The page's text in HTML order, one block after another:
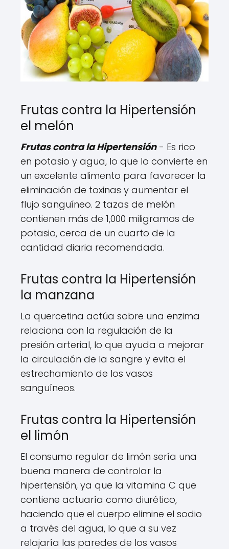
Frutas contra la Hipertensión
el melón
Frutas contra la Hipertensión- Es rico
en potasio y agua, lo que lo convierte en
un excelente alimento para favorecer la
eliminación de toxinas y aumentar el
flujo sanguíneo. 2 tazas de melón
contienen más de 1,000 miligramos de
potasio, cerca de un cuarto de la
cantidad diaria recomendada.
Frutas contra la Hipertensión
la manzana
La quercetina actúa sobre una enzima
relaciona con la regulación de la
presión arterial, lo que ayuda a mejorar
la circulación de la sangre y evita el
estrechamiento de los vasos
sanguíneos.
Frutas contra la Hipertensión
el limón
El consumo regular de limón sería una
buena manera de controlar la
hipertensión, ya que la vitamina C que
contiene actuaría como diurético,
haciendo que el cuerpo elimine el sodio
a través del agua, lo que a su vez
relajaría las paredes de los vasos